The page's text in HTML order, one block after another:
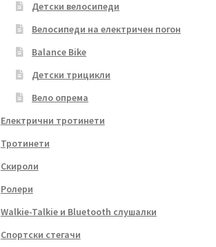
Детски велосипеди
Велосипеди на електричен погон
Balance Bike
Детски трицикли
Вело опрема
Електрични тротинети
Тротинети
Скироли
Ролери
Walkie-Talkie и Bluetooth слушалки
Спортски стегачи